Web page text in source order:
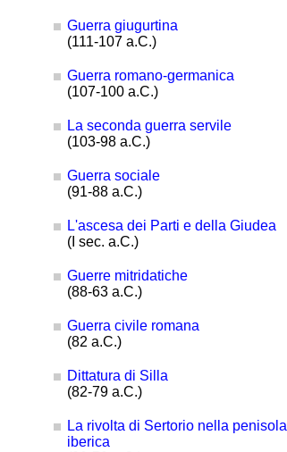
Guerra giugurtina
(111-107 a.C.)
Guerra romano-germanica
(107-100 a.C.)
La seconda guerra servile
(103-98 a.C.)
Guerra sociale
(91-88 a.C.)
L'ascesa dei Parti e della Giudea
(I sec. a.C.)
Guerre mitridatiche
(88-63 a.C.)
Guerra civile romana
(82 a.C.)
Dittatura di Silla
(82-79 a.C.)
La rivolta di Sertorio nella penisola
iberica